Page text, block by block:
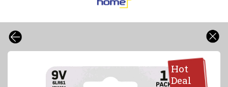
Hot
Deal